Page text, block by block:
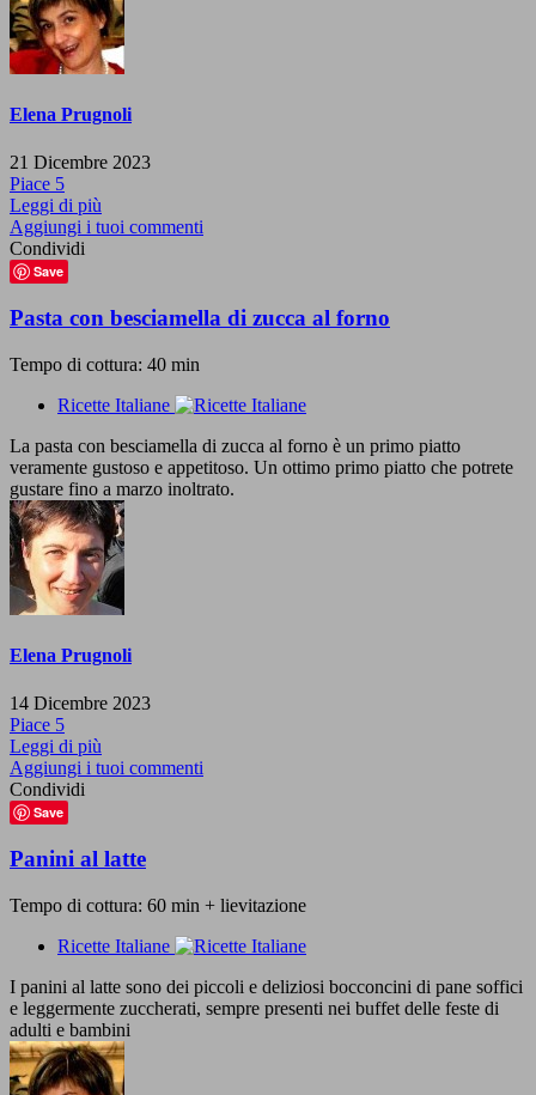
Elena Prugnoli
21 Dicembre 2023
Piace 5
Leggi di più
Aggiungi i tuoi commenti
Condividi
Save
Pasta con besciamella di zucca al forno
Tempo di cottura: 40 min
Ricette Italiane
La pasta con besciamella di zucca al forno è un primo piatto
veramente gustoso e appetitoso. Un ottimo primo piatto che potrete
gustare fino a marzo inoltrato.
Elena Prugnoli
14 Dicembre 2023
Piace 5
Leggi di più
Aggiungi i tuoi commenti
Condividi
Save
Panini al latte
Tempo di cottura: 60 min + lievitazione
Ricette Italiane
I panini al latte sono dei piccoli e deliziosi bocconcini di pane soffici
e leggermente zuccherati, sempre presenti nei buffet delle feste di
adulti e bambini